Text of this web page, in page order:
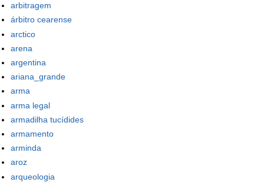
arbitragem
árbitro cearense
arctico
arena
argentina
ariana_grande
arma
arma legal
armadilha tucídides
armamento
arminda
aroz
arqueologia